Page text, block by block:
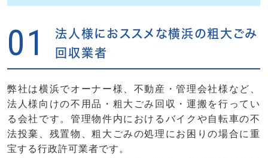
01
法人様におススメな横浜の粗大ごみ
回収業者
弊社は横浜でオーナー様、不動産・管理会社様など、
法人様向けの不用品・粗大ごみ回収・運搬を行ってい
る会社です。管理物件内におけるバイクや自転車の不
法投棄、残置物、粗大ごみの処理にお困りの場合に重
宝する行政許可業者です。